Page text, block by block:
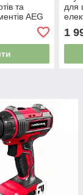
та
AEG
для
1